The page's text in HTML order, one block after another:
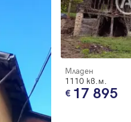
Младен
1110 кв.м.
17 895